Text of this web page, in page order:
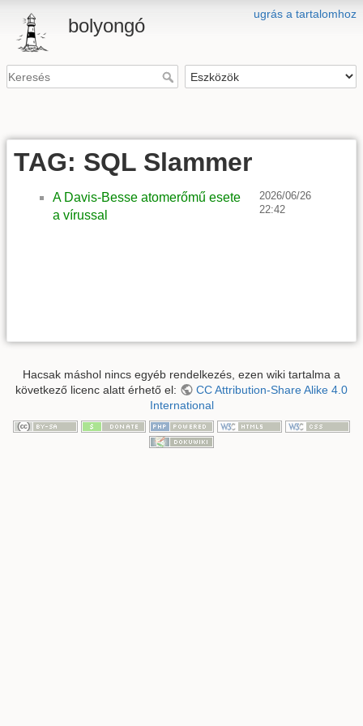
ugrás a tartalomhoz
bolyongó
TAG: SQL Slammer
A Davis-Besse atomerőmű esete
a vírussal
2026/06/26
22:42
Hacsak máshol nincs egyéb rendelkezés, ezen wiki tartalma a
következő licenc alatt érhető el:
CC Attribution-Share Alike 4.0
International